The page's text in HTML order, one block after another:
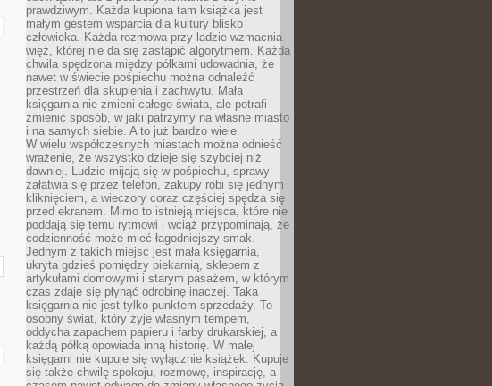
prawdziwym. Każda kupiona tam książka jest
małym gestem wsparcia dla kultury blisko
człowieka. Każda rozmowa przy ladzie wzmacnia
więź, której nie da się zastąpić algorytmem. Każda
chwila spędzona między półkami udowadnia, że
nawet w świecie pośpiechu można odnaleźć
przestrzeń dla skupienia i zachwytu. Mała
księgarnia nie zmieni całego świata, ale potrafi
zmienić sposób, w jaki patrzymy na własne miasto
i na samych siebie. A to już bardzo wiele.
W wielu współczesnych miastach można odnieść
wrażenie, że wszystko dzieje się szybciej niż
dawniej. Ludzie mijają się w pośpiechu, sprawy
załatwia się przez telefon, zakupy robi się jednym
kliknięciem, a wieczory coraz częściej spędza się
przed ekranem. Mimo to istnieją miejsca, które nie
poddają się temu rytmowi i wciąż przypominają, że
codzienność może mieć łagodniejszy smak.
Jednym z takich miejsc jest mała księgarnia,
ukryta gdzieś pomiędzy piekarnią, sklepem z
artykułami domowymi i starym pasażem, w którym
czas zdaje się płynąć odrobinę inaczej. Taka
księgarnia nie jest tylko punktem sprzedaży. To
osobny świat, który żyje własnym tempem,
oddycha zapachem papieru i farby drukarskiej, a
każdą półką opowiada inną historię. W małej
księgarni nie kupuje się wyłącznie książek. Kupuje
się także chwilę spokoju, rozmowę, inspirację, a